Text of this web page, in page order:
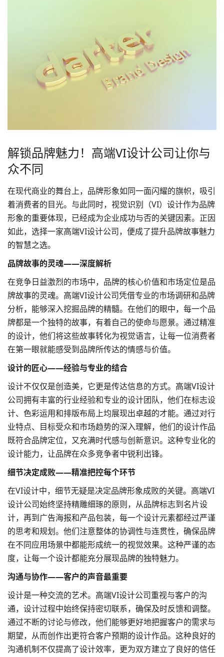
解锁品牌魅力！高端VI设计公司让你与
众不同
在现代商业的舞台上，品牌形象如同一面闪耀的旗帜，吸引
着消费者的目光。与此同时，视觉识别（VI）设计作为品牌
形象的重要体现，已经成为企业成功与否的关键因素。正因
如此，选择一家高端VI设计公司，便成了提升品牌故事魅力
的智慧之选。
品牌故事的灵魂——深度解析
在竞争日益激烈的市场中，品牌的核心价值和市场定位是品
牌故事的灵魂。高端VI设计公司凭借专业的市场调研和品牌
分析，能够深入挖掘品牌的精髓。在他们的眼中，每一个品
牌都是一个独特的故事，有着自己的使命与愿景。通过精准
的设计，他们将这些故事转化为视觉语言，让每一位消费者
在第一眼就能感受到品牌所传达的情感与价值。
设计的匠心——经验与专业的结合
设计不仅仅是创造美，它更是传达信息的方式。高端VI设计
公司拥有丰富的行业经验和专业的设计团队，他们在标志设
计、色彩运用和排版布局上均展现出卓越的才能。通过对行
业特点、目标受众和市场趋势的深入理解，他们的设计作品
既符合品牌定位，又充满时代感与创新意识。这种专业化的
设计能力，让品牌在众多竞争者中锐利出锋。
细节决定成败——精准把控每个环节
在VI设计中，细节无疑是决定品牌形象成败的关键。高端VI
设计公司始终坚持精雕细琢的原则，从品牌标志到名片设
计，再到广告海报和产品包装，每一个设计元素都经过严谨
的思考和规划。他们注意整体的协调性与连贯性，确保品牌
在不同应用场景中都能形成统一的视觉效果。这种严谨的态
度，让每一个设计都能充分展现品牌的独特魅力。
沟通与协作——客户的声音最重要
设计是一种交流的艺术。高端VI设计公司重视与客户的沟
通，设计过程中始终保持密切联系，确保及时反馈和调整。
通过不断的讨论与修改，他们能够更好地把握客户的需求与
期望，从而创作出更符合客户预期的设计作品。这种良好的
沟通机制不仅提高了设计效率，更为双方建立了良好的信任